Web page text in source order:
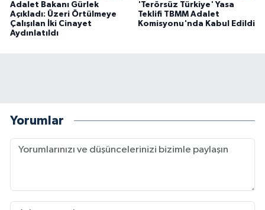
Adalet Bakanı Gürlek
Açıkladı: Üzeri Örtülmeye
Çalışılan İki Cinayet
Aydınlatıldı
'Terörsüz Türkiye' Yasa
Teklifi TBMM Adalet
Komisyonu'nda Kabul Edildi
Yorumlar